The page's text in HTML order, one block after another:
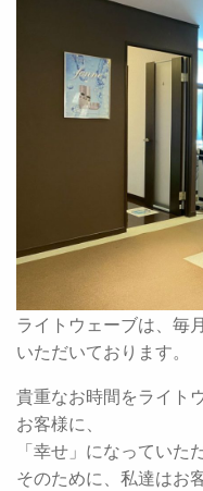
ライトウェーブは、毎
いただいております。
貴重なお時間をライト
お客様に、
「幸せ」になっていた
そのために、私達はお